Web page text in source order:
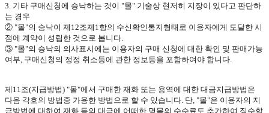
3. 기타 구매신청에 승낙하는 것이 "몰" 기술상 현저히 지장이 있다고 판단하
는 경우
② "몰"의 승낙이 제 12조제 1 항의 수신확인통지형태로 이용자에게 도달한 시
점에 계약이 성립한 것으로 봅니다
③ "몰"의 승낙의 의사표시에는 이용자의 구매 신청에 대한 확인 및 판매가능
여부 구매신청의 정정 취소등에 관한 정보등을 포함하여야 합니다
제 11 조(지급방법) "몰"에서 구매한 재화 또는 용역에 대한 대금지급방법은
다음 각호의 방법중 가용한 방법으로 할 수 있습니다 단 , "몰"은 이용자의 지
급방법에 대하여 재화 등의 대금에 어떠한 명목의 수수료도 추가하여 징수할